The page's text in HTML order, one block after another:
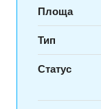
Площа
Тип
Статус